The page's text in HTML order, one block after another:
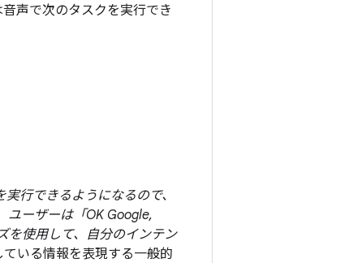
声で次のタスクを実行でき
行できるようになるので、
ユーザーは「OK Google,
を使用して、自分のインテン
いる情報を表現する一般的